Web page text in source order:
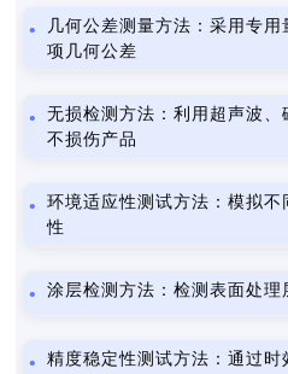
几何公差测量方法：采用专
项几何公差
无损检测方法：利用超声波
不损伤产品
环境适应性测试方法：模拟
性
涂层检测方法：检测表面处
精度稳定性测试方法：通过